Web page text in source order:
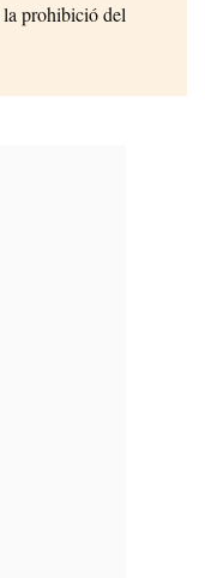
prohibició del